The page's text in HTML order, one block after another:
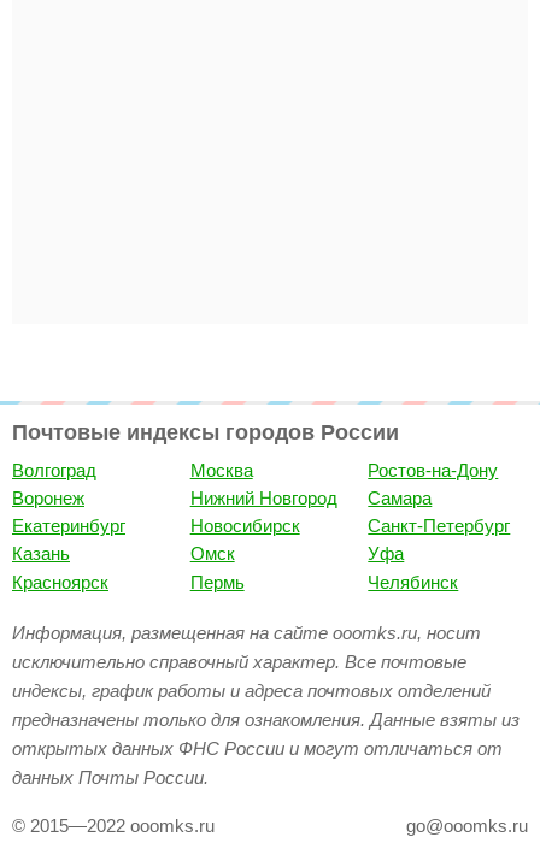
Почтовые индексы городов России
Волгоград
Воронеж
Екатеринбург
Казань
Красноярск
Москва
Нижний Новгород
Новосибирск
Омск
Пермь
Ростов-на-Дону
Самара
Санкт-Петербург
Уфа
Челябинск
Информация, размещенная на сайте ooomks.ru, носит
исключительно справочный характер. Все почтовые
индексы, график работы и адреса почтовых отделений
предназначены только для ознакомления. Данные взяты из
открытых данных ФНС России и могут отличаться от
данных Почты России.
© 2015—2022 ooomks.ru go@ooomks.ru